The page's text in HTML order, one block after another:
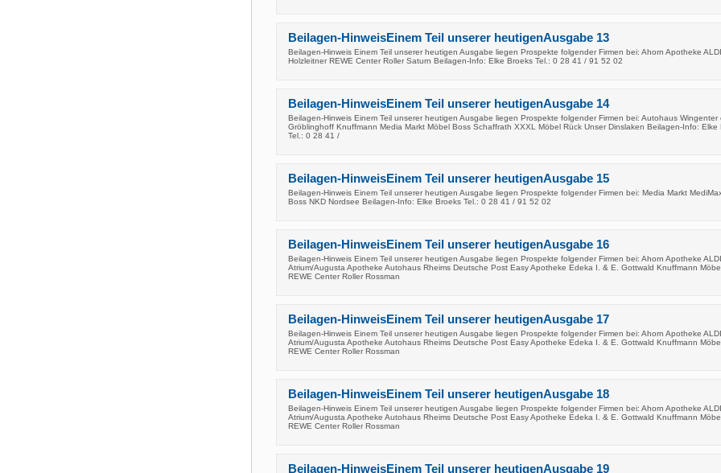
Beilagen-HinweisEinem Teil unserer heutigenAusgabe 13
Beilagen-Hinweis Einem Teil unserer heutigen Ausgabe liegen Prospekte folgender Firmen bei: Ahorn Apotheke
Holzleitner REWE Center Roller Saturn Beilagen-Info: Elke Broeks Tel.: 0 28 41 / 91 52 02
Beilagen-HinweisEinem Teil unserer heutigenAusgabe 14
Beilagen-Hinweis Einem Teil unserer heutigen Ausgabe liegen Prospekte folgender Firmen bei: Autohaus Wingenter
Gröblinghoff Knuffmann Media Markt Möbel Boss Schaffrath XXXL Möbel Rück Unser Dinslaken Beilagen-Info: Elke
Tel.: 0 28 41 /
Beilagen-HinweisEinem Teil unserer heutigenAusgabe 15
Beilagen-Hinweis Einem Teil unserer heutigen Ausgabe liegen Prospekte folgender Firmen bei: Media Markt
Boss NKD Nordsee Beilagen-Info: Elke Broeks Tel.: 0 28 41 / 91 52 02
Beilagen-HinweisEinem Teil unserer heutigenAusgabe 16
Beilagen-Hinweis Einem Teil unserer heutigen Ausgabe liegen Prospekte folgender Firmen bei: Ahorn Apotheke ALDI
Atrium/Augusta Apotheke Autohaus Rheims Deutsche Post Easy Apotheke Edeka I. & E. Gottwald Knuffmann
REWE Center Roller Rossman
Beilagen-HinweisEinem Teil unserer heutigenAusgabe 17
Beilagen-Hinweis Einem Teil unserer heutigen Ausgabe liegen Prospekte folgender Firmen bei: Ahorn Apotheke ALDI
Atrium/Augusta Apotheke Autohaus Rheims Deutsche Post Easy Apotheke Edeka I. & E. Gottwald Knuffmann
REWE Center Roller Rossman
Beilagen-HinweisEinem Teil unserer heutigenAusgabe 18
Beilagen-Hinweis Einem Teil unserer heutigen Ausgabe liegen Prospekte folgender Firmen bei: Ahorn Apotheke ALDI
Atrium/Augusta Apotheke Autohaus Rheims Deutsche Post Easy Apotheke Edeka I. & E. Gottwald Knuffmann
REWE Center Roller Rossman
Beilagen-HinweisEinem Teil unserer heutigenAusgabe 19